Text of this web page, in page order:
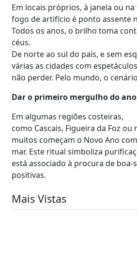
Em locais próprios, à janela ou
fogo de artifício é ponto assente
Todos os anos, o brilho toma
céus.
De norte ao sul do país, e sem
várias as cidades com
não perder. Pelo mundo, o
Dar o primeiro mergulho do ano
Em algumas regiões costeiras,
como Cascais, Figueira da Foz ou
muitos começam o Novo Ano
mar. Este ritual simboliza
está associado à procura de boa-
positivas.
Mais Vistas